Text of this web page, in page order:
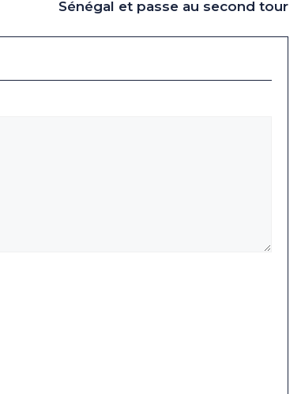
Sénégal et passe au second tour